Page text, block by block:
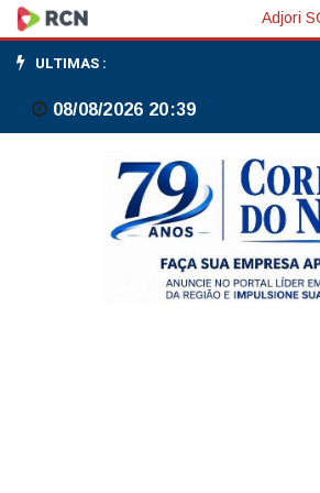
TSE
define
ministros
processos
Adjori
ULTIMAS :
08/08/2026 20:39